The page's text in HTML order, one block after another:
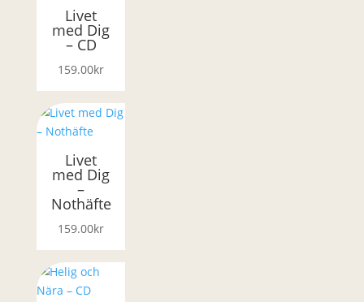
Livet
med Dig
– CD
159.00kr
Livet
med Dig
–
Nothäfte
159.00kr